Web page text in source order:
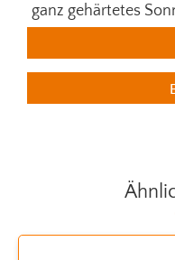
ganz gehärtetes